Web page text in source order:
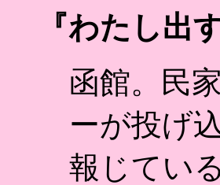
『わたし出
函館。民
ーが投げ
報じてい